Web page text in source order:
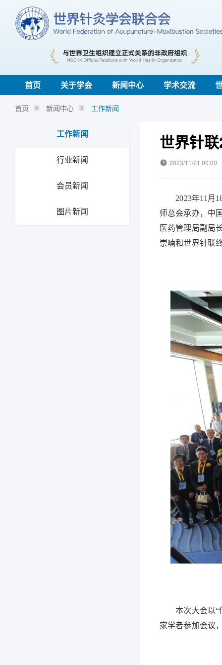
首页 关于学会 新闻中心 学术交流
首页 新闻中心 工作新闻
工作新闻
行业新闻
会员新闻
图片新闻
世界针
2023/11/21 00:00
2023年11月18
师总会承办，中
医药管理局副局
崇喃和世界针联
本次大会以“传
家学者参加会议